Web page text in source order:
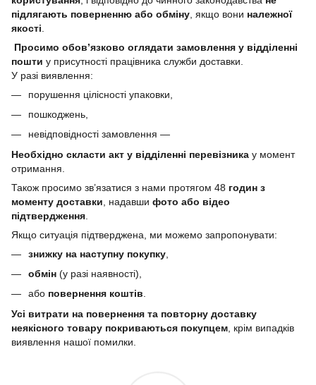
підлягають поверненню або обміну , якщо вони належної
якості
Просимо обов’язково оглядати замовлення у відділенні
пошти у присутності працівника служби доставки.
У разі виявлення:
порушення цілісності упаковки,
пошкоджень,
невідповідності замовлення —
Необхідно скласти акт у відділенні перевізника у момент
отримання.
Також просимо зв’язатися з нами протягом 48 годин з
моменту доставки , надавши фото або відео
підтвердження
Якщо ситуація підтверджена, ми можемо запропонувати:
знижку на наступну покупку
обмін (у разі наявності),
або повернення коштів.
Усі витрати на повернення та повторну доставку
неякісного товару покриваються покупцем , крім випадків
виявлення нашої помилки.